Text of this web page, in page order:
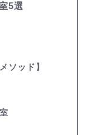
5選
ソッド】